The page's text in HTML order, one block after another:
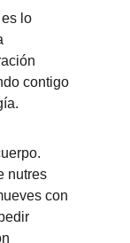
lo
contigo
nutres
con